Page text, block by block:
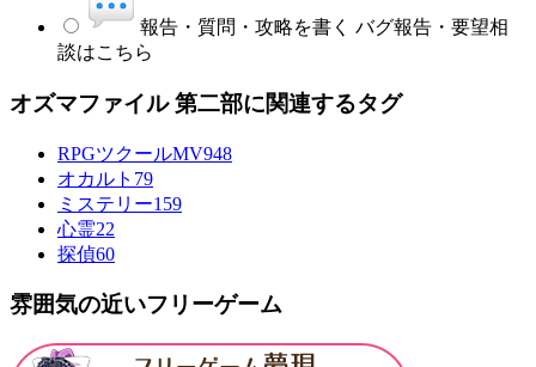
報告・質問・攻略を書く バグ報告・要望相
談はこちら
オズマファイル 第二部に関連するタグ
RPGツクールMV948
オカルト 79
ミステリー159
心霊22
探偵60
雰囲気の近いフリーゲーム